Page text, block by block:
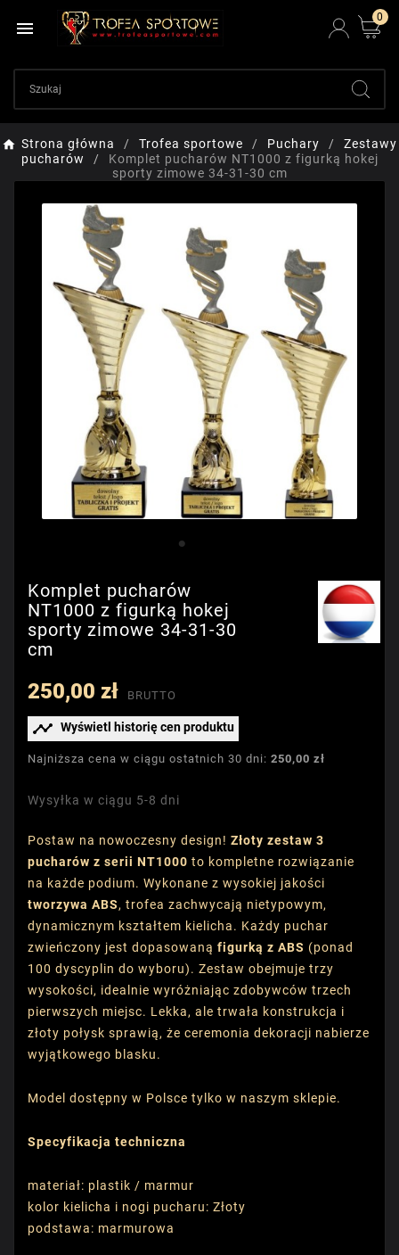

0
Strona główna Trofea sportowe Puchary
Zestawy
pucharów
Komplet pucharów NT1000 z figurką hokej
sporty zimowe 34-31-30 cm
Komplet pucharów
NT1000 z figurką hokej
sporty zimowe 34-31-30
cm
250,00 zł BRUTTO
 Wyświetl historię cen produktu
Najniższa cena w ciągu ostatnich 30 dni: 250,00 zł
Wysyłka w ciągu 5-8 dni
Postaw na nowoczesny design! Złoty zestaw 3
pucharów z serii NT1000 to kompletne rozwiązanie
na każde podium. Wykonane z wysokiej jakości
tworzywa ABS, trofea zachwycają nietypowym,
dynamicznym kształtem kielicha. Każdy puchar
zwieńczony jest dopasowaną figurką z ABS (ponad
100 dyscyplin do wyboru). Zestaw obejmuje trzy
wysokości, idealnie wyróżniając zdobywców trzech
pierwszych miejsc. Lekka, ale trwała konstrukcja i
złoty połysk sprawią, że ceremonia dekoracji nabierze
wyjątkowego blasku.
Model dostępny w Polsce tylko w naszym sklepie.
Specyfikacja techniczna
materiał: plastik / marmur
kolor kielicha i nogi pucharu: Złoty
podstawa: marmurowa